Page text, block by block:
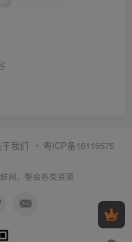
于我们
粤ICP备16116575
网，整合各类资源